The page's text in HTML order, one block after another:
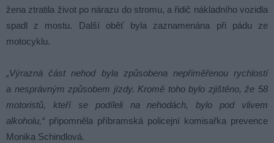
žena ztratila život po nárazu do stromu, a řidič nákladního vozidla
spadl z mostu. Další oběť byla zaznamenána při pádu ze
motocyklu.
„Výrazná část nehod byla způsobena nepřiměřenou rychlostí
a nesprávným způsobem jízdy. Kromě toho bylo zjištěno, že 58
motoristů, kteří se podíleli na nehodách, bylo pod vlivem
alkoholu,“ připomněla příbramská policejní komisařka prevence
Monika Schindlová.